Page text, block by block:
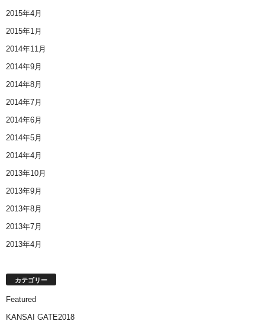
2015年4月
2015年1月
2014年11月
2014年9月
2014年8月
2014年7月
2014年6月
2014年5月
2014年4月
2013年10月
2013年9月
2013年8月
2013年7月
2013年4月
カテゴリー
Featured
KANSAI GATE2018